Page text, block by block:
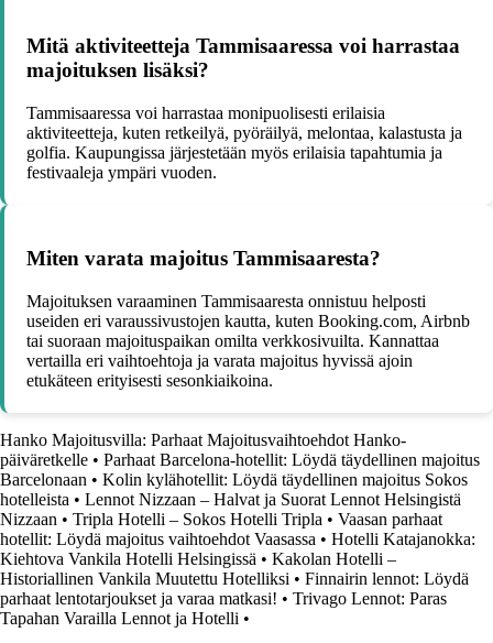
Mitä aktiviteetteja Tammisaaressa voi harrastaa
majoituksen lisäksi?
Tammisaaressa voi harrastaa monipuolisesti erilaisia
aktiviteetteja, kuten retkeilyä, pyöräilyä, melontaa, kalastusta ja
golfia. Kaupungissa järjestetään myös erilaisia tapahtumia ja
festivaaleja ympäri vuoden.
Miten varata majoitus Tammisaaresta?
Majoituksen varaaminen Tammisaaresta onnistuu helposti
useiden eri varaussivustojen kautta, kuten Booking.com, Airbnb
tai suoraan majoituspaikan omilta verkkosivuilta. Kannattaa
vertailla eri vaihtoehtoja ja varata majoitus hyvissä ajoin
etukäteen erityisesti sesonkiaikoina.
Hanko Majoitusvilla: Parhaat Majoitusvaihtoehdot Hanko-
päiväretkelle • Parhaat Barcelona-hotellit: Löydä täydellinen majoitus
Barcelonaan • Kolin kylähotellit: Löydä täydellinen majoitus Sokos
hotelleista • Lennot Nizzaan – Halvat ja Suorat Lennot Helsingistä
Nizzaan • Tripla Hotelli – Sokos Hotelli Tripla • Vaasan parhaat
hotellit: Löydä majoitus vaihtoehdot Vaasassa • Hotelli Katajanokka:
Kiehtova Vankila Hotelli Helsingissä • Kakolan Hotelli –
Historiallinen Vankila Muutettu Hotelliksi • Finnairin lennot: Löydä
parhaat lentotarjoukset ja varaa matkasi! • Trivago Lennot: Paras
Tapahan Varailla Lennot ja Hotelli •